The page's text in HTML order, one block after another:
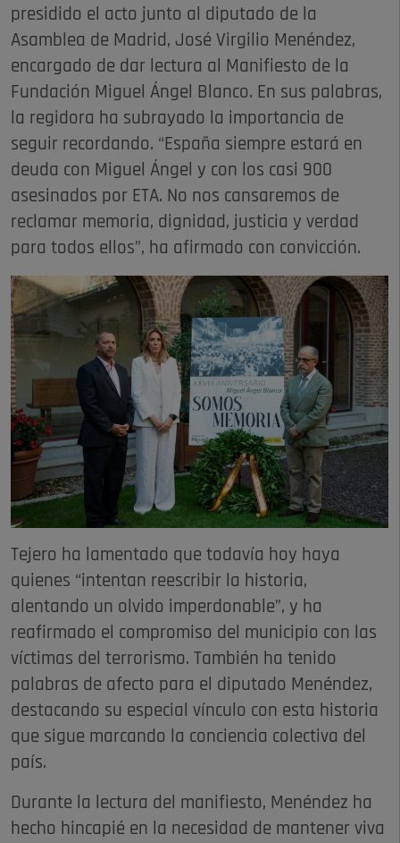
presidido el acto junto al diputado de la
Asamblea de Madrid, José Virgilio Menéndez,
encargado de dar lectura al Manifiesto de la
Fundación Miguel Ángel Blanco. En sus palabras,
la regidora ha subrayado la importancia de
seguir recordando. “España siempre estará en
deuda con Miguel Ángel y con los casi 900
asesinados por ETA. No nos cansaremos de
reclamar memoria, dignidad, justicia y verdad
para todos ellos”, ha afirmado con convicción.
Tejero ha lamentado que todavía hoy haya
quienes “intentan reescribir la historia,
alentando un olvido imperdonable”, y ha
reafirmado el compromiso del municipio con las
víctimas del terrorismo. También ha tenido
palabras de afecto para el diputado Menéndez,
destacando su especial vínculo con esta historia
que sigue marcando la conciencia colectiva del
país.
Durante la lectura del manifiesto, Menéndez ha
hecho hincapié en la necesidad de mantener viva